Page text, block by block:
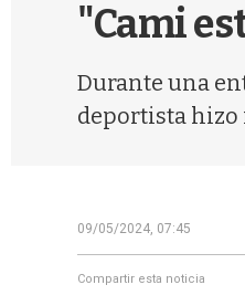
"Cami
Durante una
deportista hizo
09/05/2024, 07:45
Compartir esta noticia